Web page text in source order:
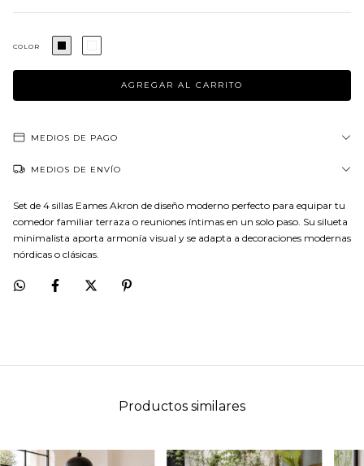
COLOR
MEDIOS DE PAGO
MEDIOS DE ENVÍO
Set de 4 sillas Eames Akron de diseño moderno perfecto para equipar tu
comedor familiar terraza o reuniones íntimas en un solo paso. Su silueta
minimalista aporta armonía visual y se adapta a decoraciones modernas
nórdicas o clásicas.
Productos similares